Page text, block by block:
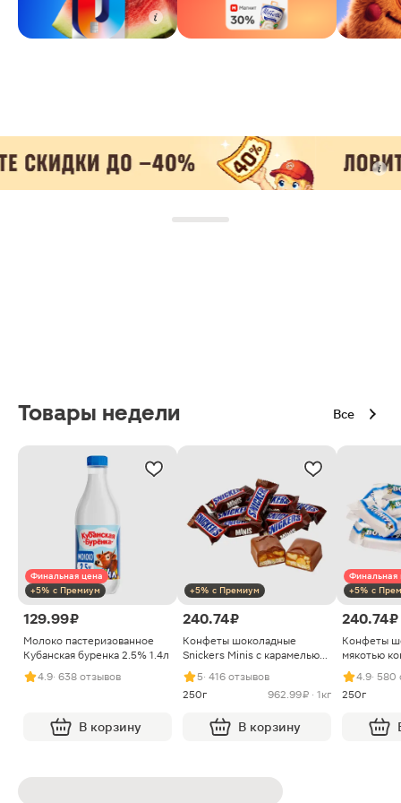
Товары недели Все
Финальная цена
+5% с Премиум
129.99 ₽
Молоко пастеризованное
Кубанская буренка 2.5% 1.4л
4.9· 638 отзывов
В корзину
+5% с Премиум
240.74 ₽
Конфеты шоколадные
Snickers Minis с карамелью
арахисом и нугой
5· 416 отзывов
250г
962.99 ₽ · 1кг
В корзину
Финальная
+5% с
240.74 ₽
Конфеты
мякотью
4.9· 580
250г